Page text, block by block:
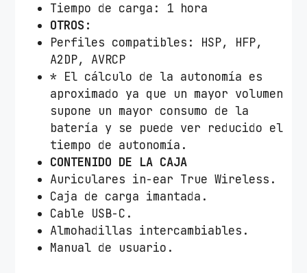
Tiempo de carga: 1 hora
OTROS:
Perfiles compatibles: HSP, HFP,
A2DP, AVRCP
* El cálculo de la autonomía es
aproximado ya que un mayor volumen
supone un mayor consumo de la
batería y se puede ver reducido el
tiempo de autonomía.
CONTENIDO DE LA CAJA
Auriculares in-ear True Wireless.
Caja de carga imantada.
Cable USB-C.
Almohadillas intercambiables.
Manual de usuario.